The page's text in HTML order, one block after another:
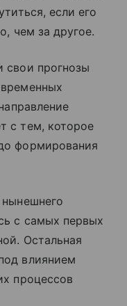
если его
чем за другое.
свои прогнозы
с тем, которое
формирования
с самых первых
Остальная
влиянием
процессов